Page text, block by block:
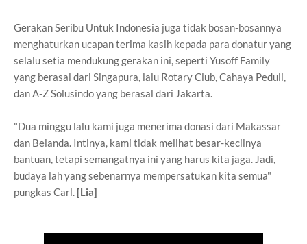
Gerakan Seribu Untuk Indonesia juga tidak bosan-bosannya
menghaturkan ucapan terima kasih kepada para donatur yang
selalu setia mendukung gerakan ini, seperti Yusoff Family
yang berasal dari Singapura, lalu Rotary Club, Cahaya Peduli,
dan A-Z Solusindo yang berasal dari Jakarta.
"Dua minggu lalu kami juga menerima donasi dari Makassar
dan Belanda. Intinya, kami tidak melihat besar-kecilnya
bantuan, tetapi semangatnya ini yang harus kita jaga. Jadi,
budaya lah yang sebenarnya mempersatukan kita semua"
pungkas Carl. [Lia]